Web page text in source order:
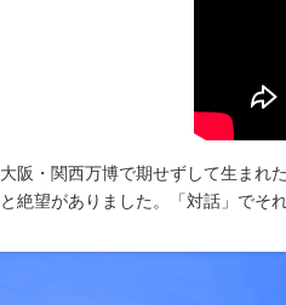
大阪・関西万博で期せずして生まれ
と絶望がありました。「対話」でそ